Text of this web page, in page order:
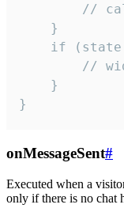
//
    }
if
//
    }
}
onMessageSent#
Executed when a
only if there is no chat